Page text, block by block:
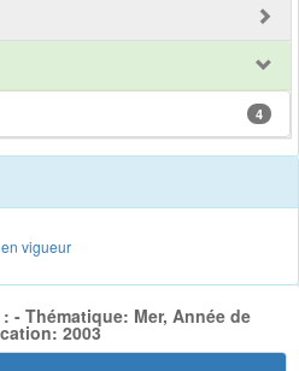
4
vigueur
- Thématique: Mer, Année de
2003